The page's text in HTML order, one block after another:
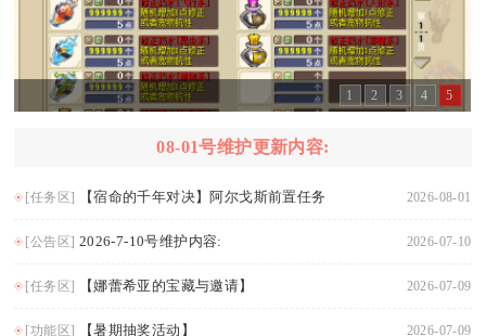
1 2 3 4 5
08-01号维护更新内容:
[任务区] 【宿命的千年对决】阿尔戈斯前置任务 2026-08-01
[公告区] 2026-7-10号维护内容: 2026-07-10
[任务区] 【娜蕾希亚的宝藏与邀请】 2026-07-09
[功能区] 【暑期抽奖活动】 2026-07-09